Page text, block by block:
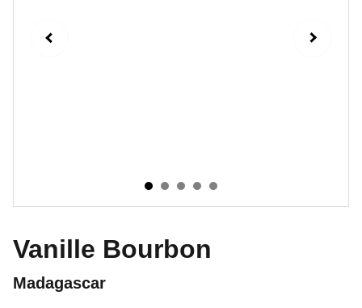
Vanille Bourbon
Madagascar